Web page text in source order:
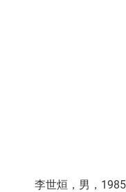
李世烜，男，